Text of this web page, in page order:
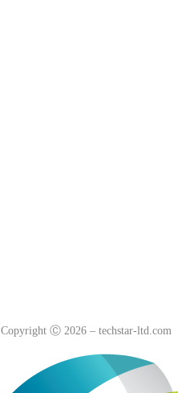
Copyright Ⓒ 2026 – techstar-ltd.com